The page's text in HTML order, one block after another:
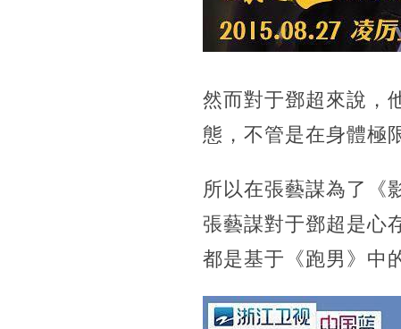
然而對于鄧超來說，
態，不管是在身體極
所以在張藝謀為了《
張藝謀對于鄧超是心
都是基于《跑男》中